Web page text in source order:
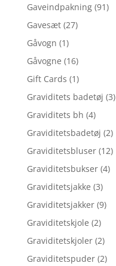
Gaveindpakning (91)
Gavesæt (27)
Gåvogn (1)
Gåvogne (16)
Gift Cards (1)
Graviditets badetøj (3)
Graviditets bh (4)
Graviditetsbadetøj (2)
Graviditetsbluser (12)
Graviditetsbukser (4)
Graviditetsjakke (3)
Graviditetsjakker (9)
Graviditetskjole (2)
Graviditetskjoler (2)
Graviditetspuder (2)